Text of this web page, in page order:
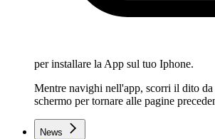
per installare la App sul tuo Iphone.
Mentre navighi nell'app, scorri il dito da
schermo per tornare alle pagine
News